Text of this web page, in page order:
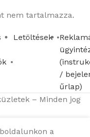
nem tartalmazza.
Letöltések
/
űrlap)
– Minden jog
a